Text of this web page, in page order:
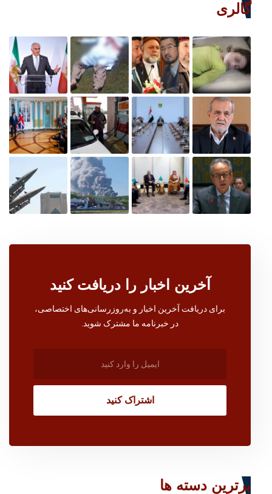
گالری
آخرین اخبار را دریافت کنید
برای دریافت آخرین اخبار و به‌روزرسانی‌های اختصاصی،
در خبرنامه ما مشترک شوید.
اشتراک کنید
برترین دسته ها